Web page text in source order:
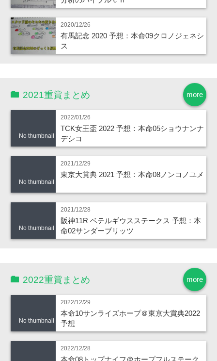
2020/12/26
有馬記念 2020 予想：本命09クロノジェネシ
ス
more
2021重賞まとめ
No thumbnail
2022/01/26
TCK女王盃 2022 予想：本命05ショウナンナ
デシコ
No thumbnail
2021/12/29
東京大賞典 2021 予想：本命08ノンコノユメ
No thumbnail
2021/12/28
阪神11R ベテルギウスステークス 予想：本
命02サンダーブリッツ
more
2022重賞まとめ
No thumbnail
2022/12/29
本命10サンライズホープ＠東京大賞典2022
予想
2022/12/28
本命08トップナイフ＠ホープフルステーク